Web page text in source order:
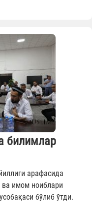
билимлар
арафасида
имом ноиблари
бўлиб ўтди.